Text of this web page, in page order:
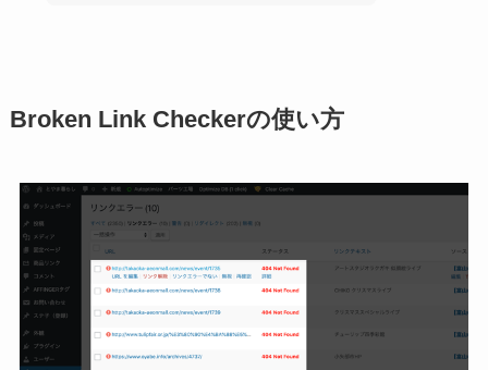
Broken Link Checkerの使い方